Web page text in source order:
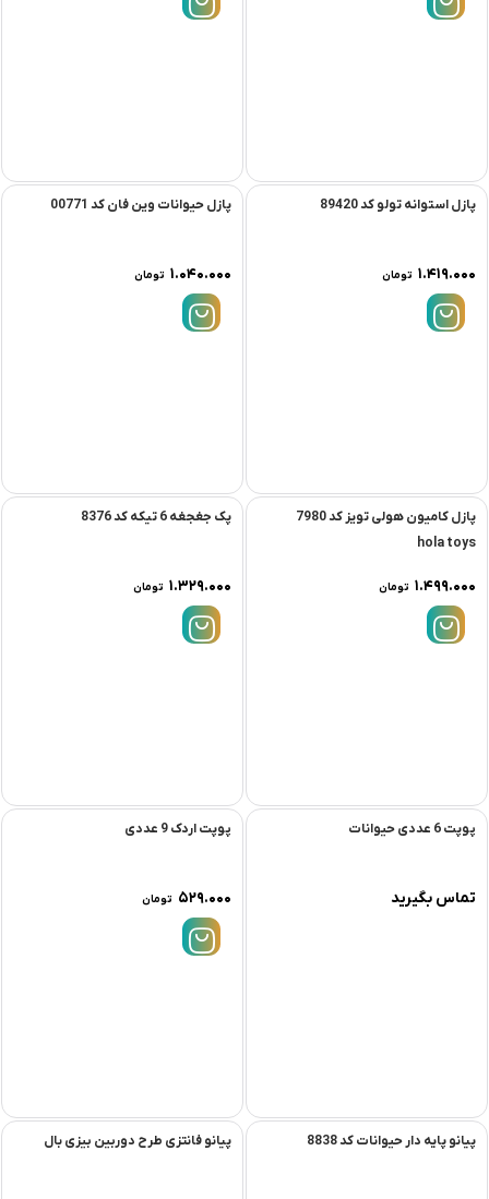
پازل استوانه تولو کد 89420
۱.۴۱۹.۰۰۰ تومان
پازل حیوانات وین فان کد 00771
۱.۰۴۰.۰۰۰ تومان
پازل کامیون هولی تویز کد 7980
hola toys
۱.۴۹۹.۰۰۰ تومان
پک جغجغه 6 تیکه کد 8376
۱.۳۲۹.۰۰۰ تومان
پوپت 6 عددی حیوانات
تماس بگیرید
پوپت اردک 9 عددی
۵۲۹.۰۰۰ تومان
پیانو پایه دار حیوانات کد 8838 پیانو فانتزی طرح دوربین بیزی بال